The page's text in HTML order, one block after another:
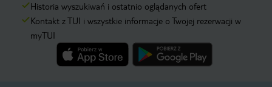
Historia wyszukiwań i ostatnio oglądanych ofert
Kontakt z TUI i wszystkie informacje o Twojej rezerwacji w
myTUI